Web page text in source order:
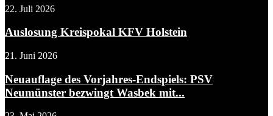
22. Juli 2026
Auslosung Kreispokal KFV Holstein
21. Juni 2026
Neuauflage des Vorjahres-Endspiels: PSV
Neumünster bezwingt Wasbek mit...